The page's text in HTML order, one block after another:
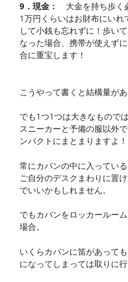
9．現金：
大金を持ち歩く
1万円くらいはお財布にいれ
して小銭も忘れずに！歩い
なった場合、携帯が使えず
合に重宝します！
こうやって書くと結構量があ
でも1つ1つは大きなもので
スニーカーと予備の服以外
ンパクトにまとまりますよ！
常にカバンの中に入ってい
ご自分のデスクまわりに置
でいいかもしれません。
でもカバンをロッカールー
場合。
いくらカバンに笛があって
になってしまっては取りに行